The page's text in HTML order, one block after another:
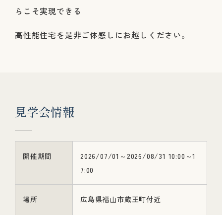
らこそ実現できる
高性能住宅を是非ご体感しにお越しください。
見学会情報
開催期間
2026/07/01～2026/08/31 10:00～1
7:00
場所 広島県福山市蔵王町付近